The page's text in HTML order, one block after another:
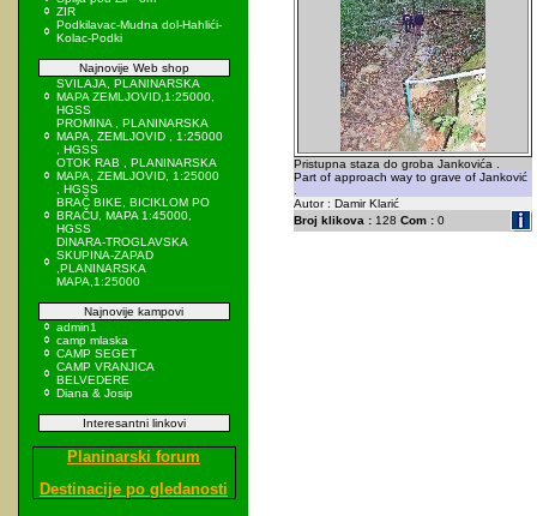
ZIR
Podkilavac-Mudna dol-Hahlići-
Kolac-Podki
Najnovije Web shop
SVILAJA, PLANINARSKA
MAPA ZEMLJOVID,1:25000,
HGSS
PROMINA , PLANINARSKA
MAPA, ZEMLJOVID , 1:25000
, HGSS
OTOK RAB , PLANINARSKA
MAPA, ZEMLJOVID, 1:25000
, HGSS
BRAČ BIKE, BICIKLOM PO
BRAČU, MAPA 1:45000,
HGSS
DINARA-TROGLAVSKA
SKUPINA-ZAPAD
,PLANINARSKA
MAPA,1:25000
Najnovije kampovi
admin1
camp mlaska
CAMP SEGET
CAMP VRANJICA
BELVEDERE
Diana & Josip
Interesantni linkovi
Planinarski forum
Destinacije po gledanosti
Pristupna staza do groba Jankovića .
Part of approach way to grave of Janković
Autor : Damir Klarić
Broj klikova :128 Com :0